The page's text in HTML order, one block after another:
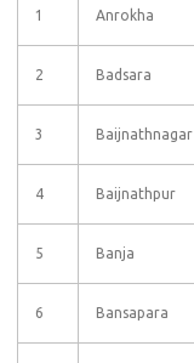
1 Anrokha
2 Badsara
3 Baijnathnagar
4 Baijnathpur
5 Banja
6 Bansapara